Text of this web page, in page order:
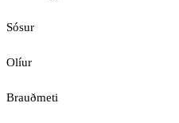
Sósur
Olíur
Brauðmeti